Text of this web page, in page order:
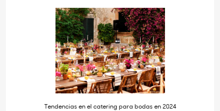
Tendencias en el catering para bodas en 2024